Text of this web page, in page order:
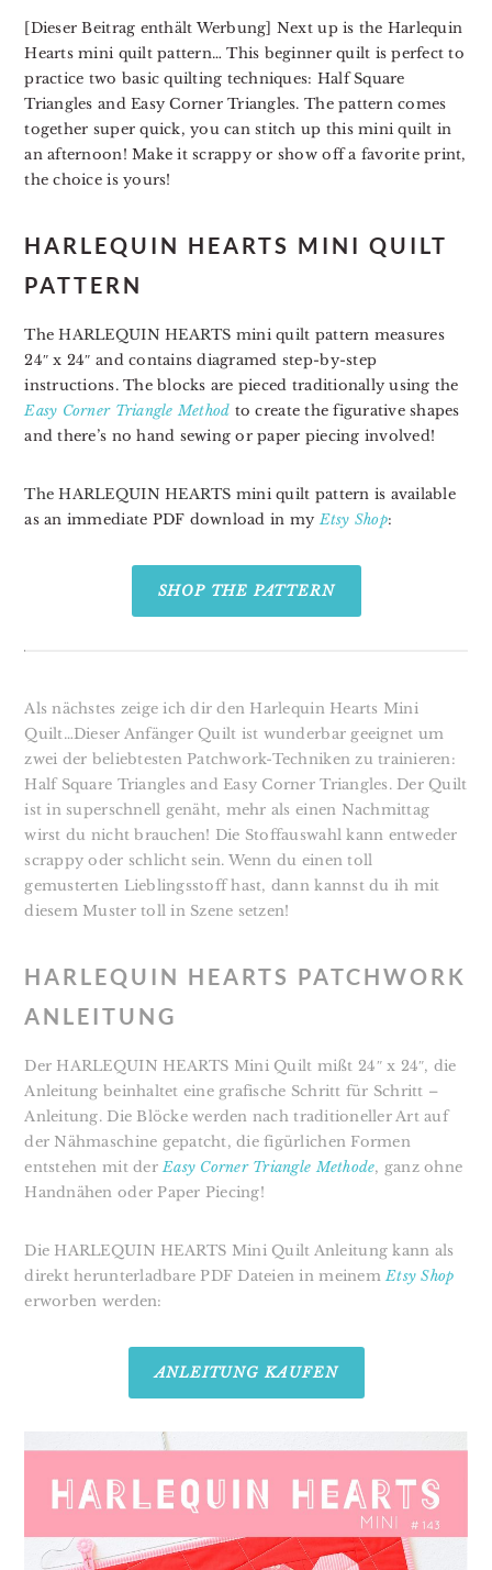
[Dieser Beitrag enthält Werbung] Next up is the Harlequin
Hearts mini quilt pattern… This beginner quilt is perfect to
practice two basic quilting techniques: Half Square
Triangles and Easy Corner Triangles. The pattern comes
together super quick, you can stitch up this mini quilt in
an afternoon! Make it scrappy or show off a favorite print,
the choice is yours!
HARLEQUIN HEARTS MINI QUILT
PATTERN
TheHARLEQUIN HEARTS mini quilt pattern measures
24″ x 24″ and contains diagramed step-by-step
instructions. The blocks are pieced traditionally using the
Easy Corner Triangle Method to create the figurative shapes
and there’s no hand sewing or paper piecing involved!
The HARLEQUIN HEARTS mini quilt pattern is available
as an immediate PDF download in myEtsy Shop:
SHOP THE PATTERN
Als nächstes zeige ich dir den Harlequin Hearts Mini
Quilt…Dieser Anfänger Quilt ist wunderbar geeignet um
zwei der beliebtesten Patchwork-Techniken zu trainieren:
Half Square Triangles and Easy Corner Triangles. Der Quilt
ist in superschnell genäht, mehr als einen Nachmittag
wirst du nicht brauchen! Die Stoffauswahl kann entweder
scrappy oder schlicht sein. Wenn du einen toll
gemusterten Lieblingsstoff hast, dann kannst du ih mit
diesem Muster toll in Szene setzen!
HARLEQUIN HEARTS PATCHWORK
ANLEITUNG
Der HARLEQUIN HEARTS Mini Quilt mißt 24″ x 24″, die
Anleitung beinhaltet eine grafische Schritt für Schritt –
Anleitung.Die Blöcke werden nach traditioneller Art auf
der Nähmaschine gepatcht, die figürlichen Formen
entstehen mit der Easy Corner Triangle Methode, ganz ohne
Handnähen oder Paper Piecing!
Die HARLEQUIN HEARTS Mini Quilt Anleitung kann als
direkt herunterladbare PDF Dateien in meinem Etsy Shop
erworben werden:
ANLEITUNG KAUFEN